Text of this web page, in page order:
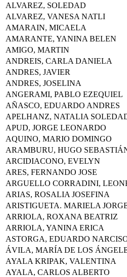
ALVAREZ, SOLEDAD
ALVAREZ, VANESA NATLI
AMARAIN, MICAELA
AMARANTE, YANINA BELEN
AMIGO, MARTIN
ANDREIS, CARLA DANIELA
ANDRES, JAVIER
ANDRES, JOSELINA
ANGERAMI, PABLO EZEQUIEL
AÑASCO, EDUARDO ANDRES
APELHANZ, NATALIA
APUD, JORGE LEONARDO
AQUINO, MARIO DOMINGO
ARAMBURU, HUGO
ARCIDIACONO, EVELYN
ARES, FERNANDO JOSE
ARGUELLO CORRADINI,
ARIAS, ROSALIA JOSEFINA
ARISTIGUETA. MARIELA
ARRIOLA, ROXANA BEATRIZ
ARRIOLA, YANINA ERICA
ASTORGA, EDUARDO
ÁVILA, MARÍA DE LOS
AYALA KRIPAK, VALENTINA
AYALA, CARLOS ALBERTO